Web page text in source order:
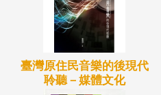
臺灣原住民音樂的後現代
聆聽－媒體文化